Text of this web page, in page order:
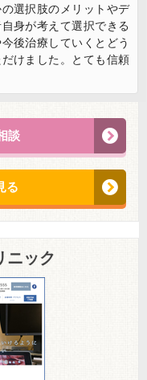
選択肢のメリットやデ
身が考えて選択できる
後治療していくとどう
けました。とても信頼
談
る
ニック